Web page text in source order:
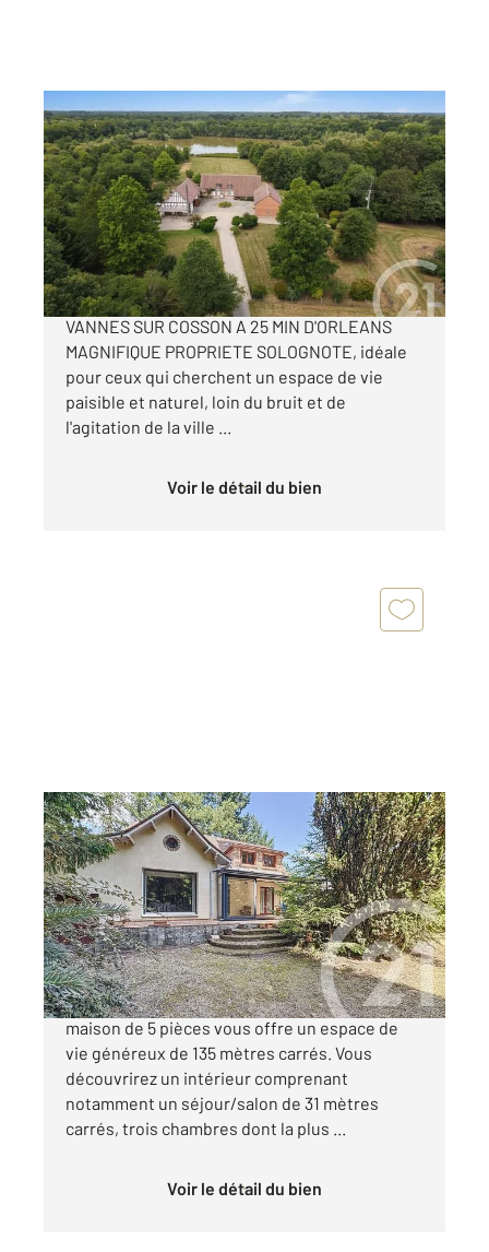
ORLEANS 45
372 m2, 10 pièces
Ref : 1736
Maison à vendre
1 299 900 €
** COUP DE COEUR POUR CE BIEN RARE **
VANNES SUR COSSON A 25 MIN D'ORLEANS
MAGNIFIQUE PROPRIETE SOLOGNOTE, idéale
pour ceux qui cherchent un espace de vie
paisible et naturel, loin du bruit et de
l'agitation de la ville ...
Voir le détail du bien
OLIVET 45
135 m2, 5 pièces
Ref : 1748
Maison à vendre
464 900 €
Maison de caractère commune d'Ardon Cette
maison de 5 pièces vous offre un espace de
vie généreux de 135 mètres carrés. Vous
découvrirez un intérieur comprenant
notamment un séjour/salon de 31 mètres
carrés, trois chambres dont la plus ...
Voir le détail du bien